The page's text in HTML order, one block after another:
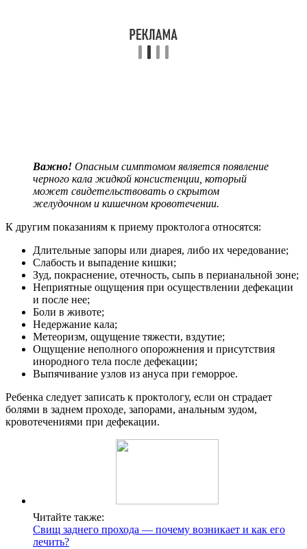
Важно! Опасным симптомом является появление
черного кала жидкой консистенции, который
может свидетельствовать о скрытом
желудочном и кишечном кровотечении.
К другим показаниям к приему проктолога относятся:
Длительные запоры или диарея, либо их чередование;
Слабость и выпадение кишки;
Зуд, покраснение, отечность, сыпь в перианальной зоне;
Неприятные ощущения при осуществлении дефекации
и после нее;
Боли в животе;
Недержание кала;
Метеоризм, ощущение тяжести, вздутие;
Ощущение неполного опорожнения и присутствия
инородного тела после дефекации;
Выпячивание узлов из ануса при геморрое.
Ребенка следует записать к проктологу, если он страдает
болями в заднем проходе, запорами, анальным зудом,
кровотечениями при дефекации.
Читайте также:
Свищ заднего прохода — почему возникает и как его
лечить?